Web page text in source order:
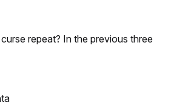
repeat? In the previous three